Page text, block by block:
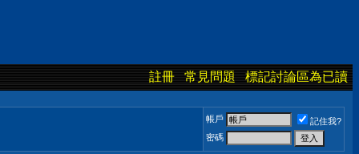
註冊 常見問題 標記討論區為已讀
帳戶
記住我?
密碼